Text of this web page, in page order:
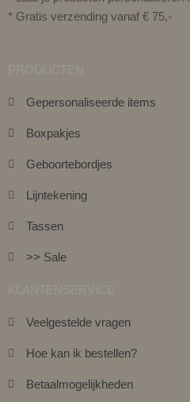
* Gratis verzending vanaf € 75,-
PRODUCTEN
Gepersonaliseerde items
Boxpakjes
Geboortebordjes
Lijntekening
Tassen
>> Sale
KLANTENSERVICE
Veelgestelde vragen
Hoe kan ik bestellen?
Betaalmogelijkheden